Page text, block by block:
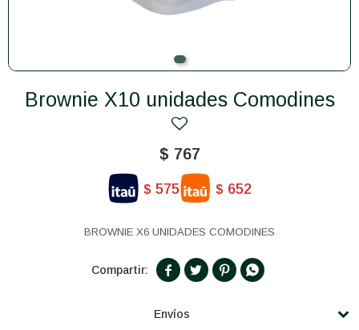
Brownie X10 unidades Comodines
$ 767
$ 575 $ 652
BROWNIE X6 UNIDADES COMODINES
   
Envíos